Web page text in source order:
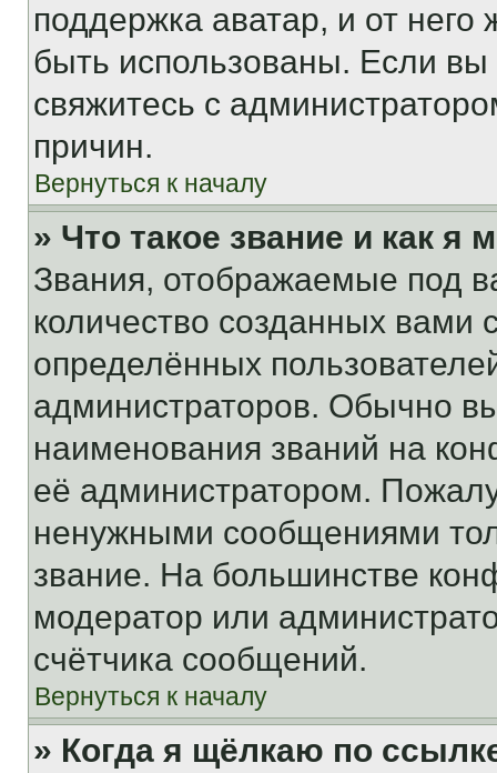
поддержка аватар, и от него
быть использованы. Если
свяжитесь с
причин.
Вернуться к началу
» Что такое звание и как я
Звания, отображаемые под
количество созданных
определённых
администраторов. Обычно
наименования званий на
её администратором.
ненужными сообщениями
звание. На большинстве
модератор или
счётчика сообщений.
Вернуться к началу
» Когда я щёлкаю по